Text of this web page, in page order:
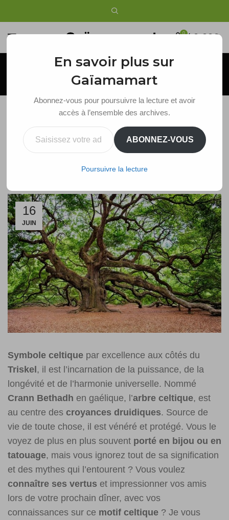
0 / 0,00€
Blog
Arbre de Vie Celte | Tout ce que vous devez
16
JUIN
Symbole celtique par excellence aux côtés du
Triskel , il est l’incarnation de la puissance, de la
longévité et de l’harmonie universelle. Nommé
Crann Bethadh en gaélique, l’arbre celtique, est
au centre des croyances druidiques. Source de
vie de toute chose, il est vénéré et protégé. Vous le
voyez de plus en plus souvent porté en bijou ou en
tatouage, mais vous ignorez tout de sa signification
et des mythes qui l’entourent ? Vous voulez
connaître ses vertus et impressionner vos amis
lors de votre prochain dîner, avec vos
connaissances sur ce motif celtique ? Je vous
En savoir plus sur
Gaïamamart
Abonnez-vous pour poursuivre la lecture et avoir
accès à l’ensemble des archives.
Saisissez votre adresse e-mail…
ABONNEZ-VOUS
Poursuivre la lecture